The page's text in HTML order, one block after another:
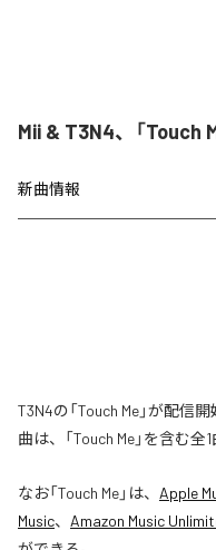
Mii & T3N4、「Touch
新曲情報
T3N4の「Touch Me」が配信
曲は、「Touch Me」を含む全
なお「Touch Me」は、 Apple
Music、 Amazon Music